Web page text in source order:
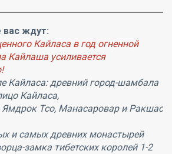
вас ждут:
Кайласа в год огненной
Кайлаша усиливается
Кайласа: древний город-шамбала
Кайласа,
Ямдрок Тсо, Манасаровар и Ракшас
и самых древних монастырей
замка тибетских королей 1-2